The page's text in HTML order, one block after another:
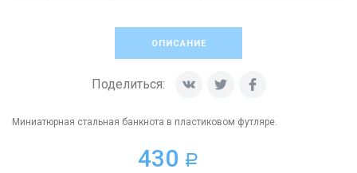
ОПИСАНИЕ
Поделиться:
Миниатюрная стальная банкнота в пластиковом футляре.
430 a